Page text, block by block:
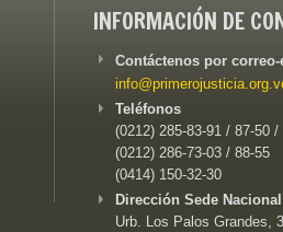
INFORMACIÓN DE
Contáctenos por
Teléfonos
(0212) 285-83-91 / 87-50 /
(0212) 286-73-03 / 88-55
(0414) 150-32-30
Dirección Sede
Urb. Los Palos Grandes,